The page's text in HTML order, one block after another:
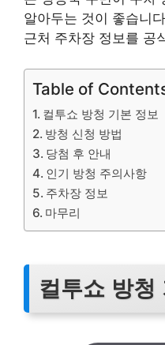
알아두는 것이 좋습니
근처 주차장 정보를 공
Table of
컬투쇼 방청 기본 정보
방청 신청 방법
당첨 후 안내
인기 방청 주의사항
주차장 정보
마무리
컬투쇼 방청